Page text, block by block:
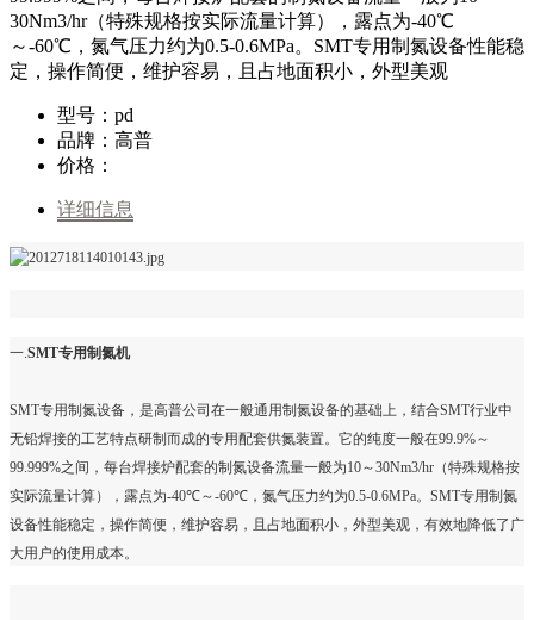
30Nm3/hr（特殊规格按实际流量计算），露点为-40℃
～-60℃，氮气压力约为0.5-0.6MPa。SMT专用制氮设备性能稳
定，操作简便，维护容易，且占地面积小，外型美观
型号：pd
品牌：高普
价格：
详细信息
一.SMT专用制氮机
SMT专用制氮设备，是高普公司在一般通用制氮设备的基础上，结合SMT行业中
无铅焊接的工艺特点研制而成的专用配套供氮装置。它的纯度一般在99.9%～
99.999%之间，每台焊接炉配套的制氮设备流量一般为10～30Nm3/hr （特殊规格按
实际流量计算），露点为-40℃～-60℃ ，氮气压力约为0.5-0.6MPa。 SMT专用制氮
设备性能稳定，操作简便，维护容易，且占地面积小，外型美观，有效地降低了广
大用户的使用成本。